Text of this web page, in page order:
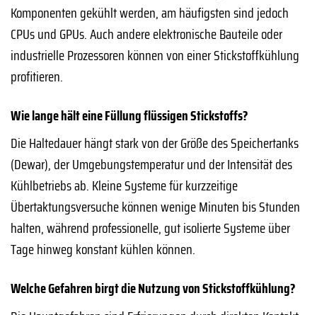
Komponenten gekühlt werden, am häufigsten sind jedoch
CPUs und GPUs. Auch andere elektronische Bauteile oder
industrielle Prozessoren können von einer Stickstoffkühlung
profitieren.
Wie lange hält eine Füllung flüssigen Stickstoffs?
Die Haltedauer hängt stark von der Größe des Speichertanks
(Dewar), der Umgebungstemperatur und der Intensität des
Kühlbetriebs ab. Kleine Systeme für kurzzeitige
Übertaktungsversuche können wenige Minuten bis Stunden
halten, während professionelle, gut isolierte Systeme über
Tage hinweg konstant kühlen können.
Welche Gefahren birgt die Nutzung von Stickstoffkühlung?